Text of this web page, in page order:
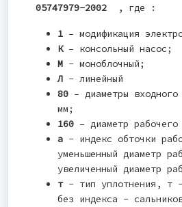
05747979-2002 , где :
1 – модификация
К– консольный насос;
М - моноблочный;
Л - линейный
80 – диаметры
мм;
160 – диаметр
а - индекс обточки
уменьшенный диаметр
увеличенный диаметр
т- тип уплотнения, т -
без индекса -